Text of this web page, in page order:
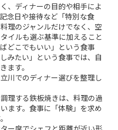
、ディナーの目的や相手によ
念日や接待など「特別な食
理のジャンルだけでなく、空
イルも選ぶ基準に加えること
どこでもいい」という食事
みたい」という食事では、自
ます。
川でのディナー選びを整理し
理する鉄板焼きは、料理の過
ます。食事に「体験」を求め